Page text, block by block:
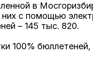
в
них с помощью
– 145 тыс. 820.
100%